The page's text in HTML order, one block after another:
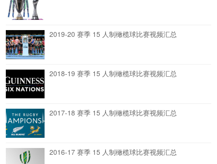
2019-20 赛季 15 人制橄榄球比赛视频汇总
2018-19 赛季 15 人制橄榄球比赛视频汇总
2017-18 赛季 15 人制橄榄球比赛视频汇总
2016-17 赛季 15 人制橄榄球比赛视频汇总